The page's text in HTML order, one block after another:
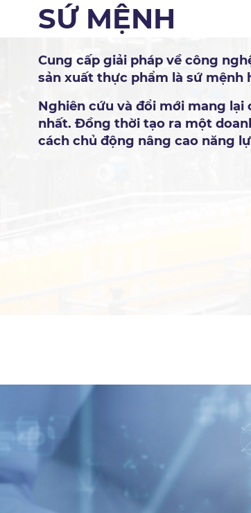
SỨ MỆNH
Cung cấp giải pháp về công
sản xuất thực phẩm là sứ mệnh
Nghiên cứu và đổi mới mang lại
nhất.​ Đồng thời tạo ra một
cách chủ động nâng cao năng